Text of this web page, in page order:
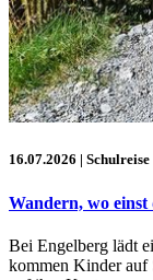
16.07.2026 | Schulreise
Wandern, wo einst
Bei Engelberg lädt
kommen Kinder auf